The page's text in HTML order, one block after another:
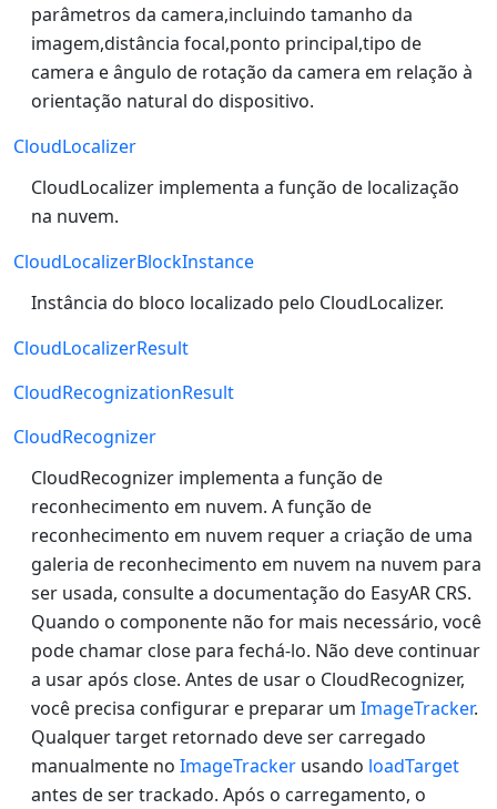
parâmetros da camera,incluindo tamanho da
imagem,distância focal,ponto principal,tipo de
camera e ângulo de rotação da camera em relação à
orientação natural do dispositivo.
CloudLocalizer
CloudLocalizer implementa a função de localização
na nuvem.
CloudLocalizerBlockInstance
Instância do bloco localizado pelo CloudLocalizer.
CloudLocalizerResult
CloudRecognizationResult
CloudRecognizer
CloudRecognizer implementa a função de
reconhecimento em nuvem. A função de
reconhecimento em nuvem requer a criação de uma
galeria de reconhecimento em nuvem na nuvem para
ser usada, consulte a documentação do EasyAR CRS.
Quando o componente não for mais necessário, você
pode chamar close para fechá-lo. Não deve continuar
a usar após close. Antes de usar o CloudRecognizer,
você precisa configurar e preparar um ImageTracker.
Qualquer target retornado deve ser carregado
manualmente no ImageTracker usando loadTarget
antes de ser trackado. Após o carregamento, o